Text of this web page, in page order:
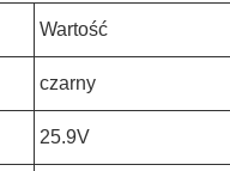
Wartość
czarny
25.9V